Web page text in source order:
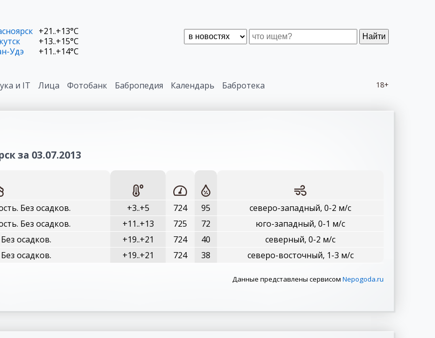
Найти
+21..+13°C
+13..+15°C
Удэ
+11..+14°C
18+
и IT Лица Фотобанк Бабропедия Календарь Бабротека
за 03.07.2013
Без осадков. +3..+5 724 95
северо-западный, 0-2 м/с
Без осадков. +11..+13 725 72
юго-западный, 0-1 м/с
осадков. +19..+21 724 40
северный, 0-2 м/с
осадков. +19..+21 724 38 северо-восточный, 1-3 м/с
Данные представлены сервисом Nepogoda.ru